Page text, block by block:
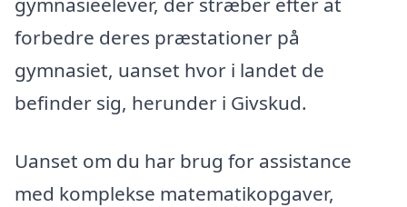
forbedre deres præstationer på
gymnasiet, uanset hvor i landet de
befinder sig, herunder i Givskud.
Uanset om du har brug for assistance
med komplekse matematikopgaver,